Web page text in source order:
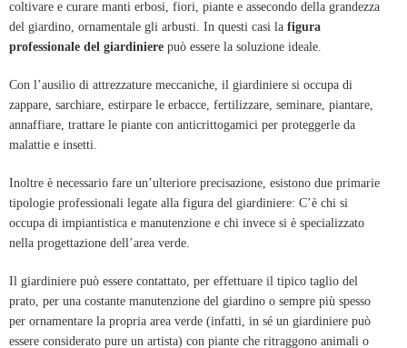
coltivare e curare manti erbosi, fiori, piante e assecondo della grandezza
del giardino, ornamentale gli arbusti. In questi casi la figura
professionale del giardiniere può essere la soluzione ideale.
Con l’ausilio di attrezzature meccaniche, il giardiniere si occupa di
zappare, sarchiare, estirpare le erbacce, fertilizzare, seminare, piantare,
annaffiare, trattare le piante con anticrittogamici per proteggerle da
malattie e insetti.
Inoltre è necessario fare un’ulteriore precisazione, esistono due primarie
tipologie professionali legate alla figura del giardiniere: C’è chi si
occupa di impiantistica e manutenzione e chi invece si è specializzato
nella progettazione dell’area verde.
Il giardiniere può essere contattato, per effettuare il tipico taglio del
prato, per una costante manutenzione del giardino o sempre più spesso
per ornamentare la propria area verde (infatti, in sé un giardiniere può
essere considerato pure un artista) con piante che ritraggono animali o